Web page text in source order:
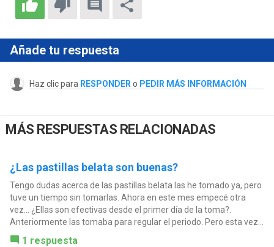
Añade tu respuesta
Haz clic para RESPONDER o PEDIR MÁS INFORMACIÓN
MÁS RESPUESTAS RELACIONADAS
¿Las pastillas belata son buenas?
Tengo dudas acerca de las pastillas belata las he tomado ya, pero
tuve un tiempo sin tomarlas. Ahora en este mes empecé otra
vez... ¿Ellas son efectivas desde el primer día de la toma?.
Anteriormente las tomaba para regular el periodo. Pero esta vez...
1 respuesta